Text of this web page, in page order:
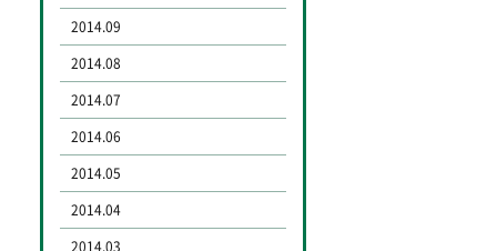
2014.09
2014.08
2014.07
2014.06
2014.05
2014.04
2014.03